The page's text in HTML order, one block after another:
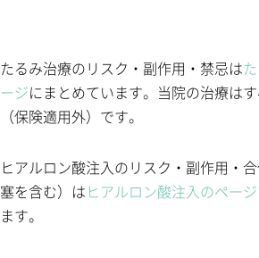
たるみ治療のリスク・副作用・禁忌は
ージにまとめています。当院の治療は
（保険適用外）です。
ヒアルロン酸注入のリスク・副作用・
塞を含む）は ヒアルロン酸注入のページ
ます。